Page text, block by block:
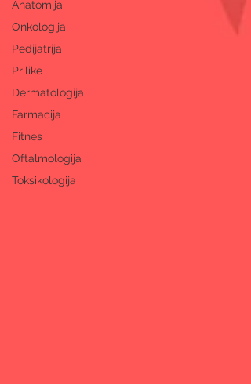
Anatomija
Onkologija
Pedijatrija
Prilike
Dermatologija
Farmacija
Fitnes
Oftalmologija
Toksikologija